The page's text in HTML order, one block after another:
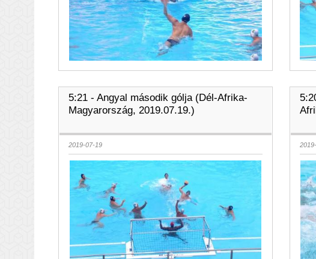
5:21 - Angyal második gólja (Dél-Afrika-
Magyarország, 2019.07.19.)
2019-07-19